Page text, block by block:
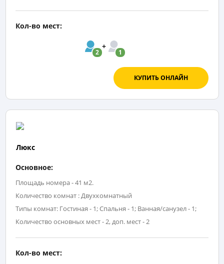
Кол-во мест:
2 1
КУПИТЬ ОНЛАЙН
Люкс
Основное:
Площадь номера - 41 м2.
Количество комнат : Двухкомнатный
Типы комнат: Гостиная - 1; Спальня - 1; Ванная/санузел - 1;
Количество основных мест - 2, доп. мест - 2
Кол-во мест: